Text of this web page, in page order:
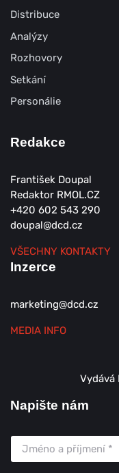
Distribuce
Analýzy
Rozhovory
Setkání
Personálie
Redakce
František Doupal
Redaktor RMOL.CZ
+420 602 543 290
doupal@dcd.cz
VŠECHNY KONTAKTY
Inzerce
marketing@dcd.cz
MEDIA INFO
Vydává
Napište nám